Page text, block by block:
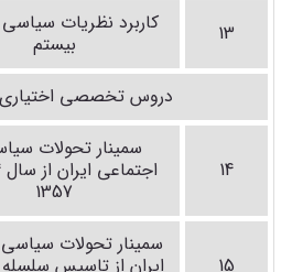
13
کاربرد نظریات
بیستم
دروس تخصصی اختیاری
14
سمینار تحولات
1357
15
سمینار تحولات
ایران از تاسیس سلسله